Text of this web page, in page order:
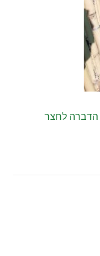
הדברה לחצר